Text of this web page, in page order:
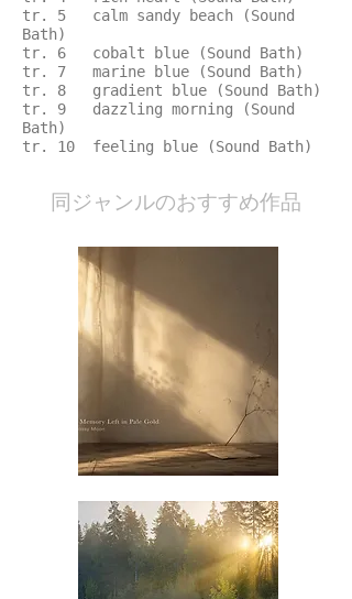
tr. 5 calm sandy beach (Sound
Bath)
tr. 6 cobalt blue (Sound Bath)
tr. 7 marine blue (Sound Bath)
tr. 8 gradient blue (Sound Bath)
tr. 9 dazzling morning (Sound
Bath)
tr. 10 feeling blue (Sound Bath)
​同ジャンルのおすすめ作品